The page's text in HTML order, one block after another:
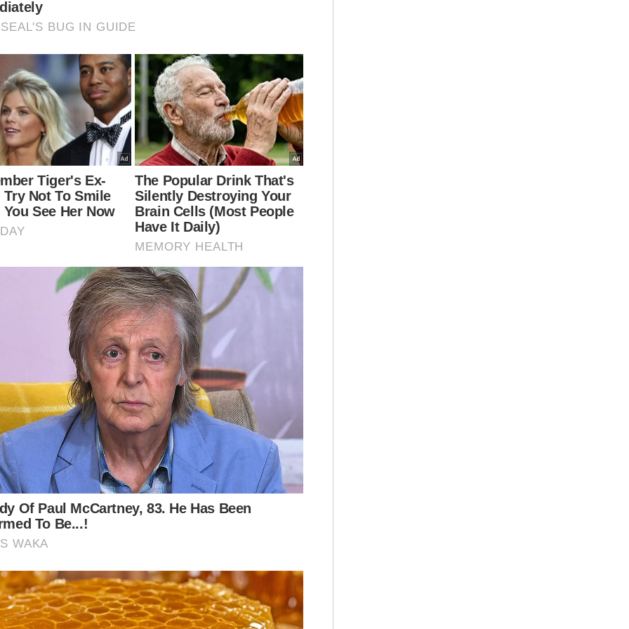
Artikel Disyorkan
GLOBAL
Api makin marak, akses ke Gunung
Bromo ditutup sepenuhnya
MARLISSA MOHAMMAD KAMAL
GLOBAL
21 maut, 37 cedera dua bas
bertembung
GLOBAL
Keadaan Joe Biden makin lemah,
kanser prostat merebak ke tulang
GLOBAL
Selat Hormuz kekal ditutup
sehingga AS penuhi tuntutan